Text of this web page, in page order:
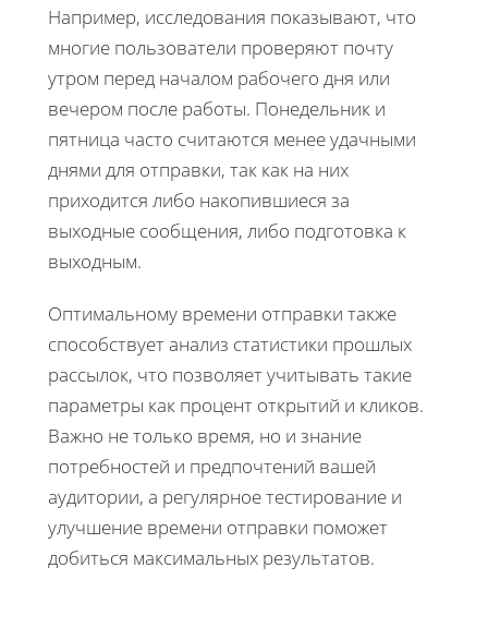
Например, исследования показывают, что
многие пользователи проверяют почту
утром перед началом рабочего дня или
вечером после работы. Понедельник и
пятница часто считаются менее удачными
днями для отправки, так как на них
приходится либо накопившиеся за
выходные сообщения, либо подготовка к
выходным.
Оптимальному времени отправки также
способствует анализ статистики прошлых
рассылок, что позволяет учитывать такие
параметры как процент открытий и кликов.
Важно не только время, но и знание
потребностей и предпочтений вашей
аудитории, а регулярное тестирование и
улучшение времени отправки поможет
добиться максимальных результатов.